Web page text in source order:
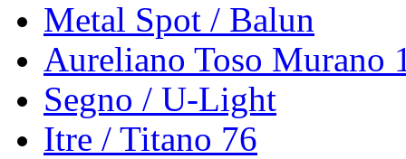
Metal Spot / Balun
Aureliano Toso Murano
Segno / U-Light
Itre / Titano 76